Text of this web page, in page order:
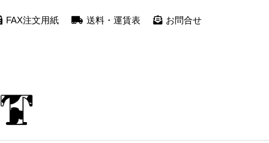
FAX注文用紙 送料・運賃表 お問合せ